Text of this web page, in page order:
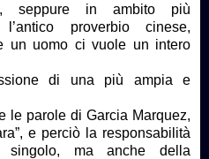
seppure in ambito più
l’antico proverbio cinese,
un uomo ci vuole un intero
di una più ampia e
le parole di Garcia Marquez,
e perciò la responsabilità
singolo, ma anche della